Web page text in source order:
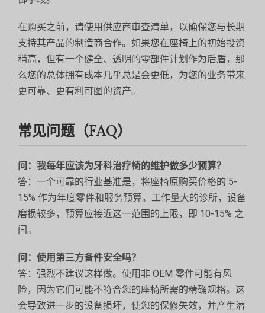
在购买之前，请使用供应商审查清单，以确保您与长期
支持其产品的制造商合作。如果您在座椅上的初始投资
稍高，但有一个健全、透明的零部件计划作为后盾，那
么您的总体拥有成本几乎总是会更低，为您的业务带来
更可靠、更有利可图的资产。
常见问题（FAQ）
问：我每年应该为牙科治疗椅的维护做多少预算？
答：一个可靠的行业基准是，将座椅原购买价格的 5-
15% 作为年度零件和服务预算。工作量大的诊所，设备
磨损较多，预算应接近这一范围的上限，即 10-15% 之
间。
问：使用第三方备件安全吗？
答：强烈不建议这样做。使用非 OEM 零件可能有风
险，因为它们可能不符合您的座椅所需的精确规格。这
会导致进一步的设备损坏，使您的保修失效，并产生潜